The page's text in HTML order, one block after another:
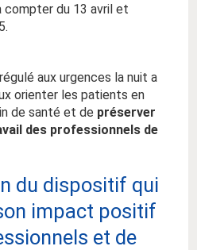
compter du 13 avril et
aux urgences la nuit a
orienter les patients en
de santé et de préserver
des professionnels de
du dispositif qui
impact positif
et de